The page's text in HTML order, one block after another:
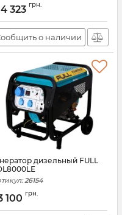
323 грн.
о наличии
дизельный FULL
26154
100 грн.